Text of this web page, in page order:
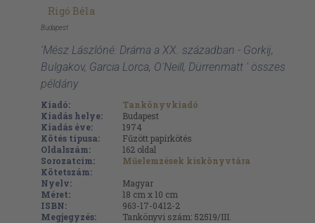
Rigó Béla
Budapest
'Mész Lászlóné: Dráma a XX. században - Gorkij,
Bulgakov, Garcia Lorca, O'Neill, Dürrenmatt ' összes
példány
Kiadó:
Tankönyvkiadó
Kiadás helye:
Budapest
Kiadás éve:
1974
Kötés típusa:
Fűzött papírkötés
Oldalszám:
162 oldal
Sorozatcím:
Műelemzések kiskönyvtára
Kötetszám:
Nyelv:
Magyar
Méret:
18 cm x 10 cm
ISBN:
963-17-0412-2
Megjegyzés:
Tankönyvi szám: 52519/III.